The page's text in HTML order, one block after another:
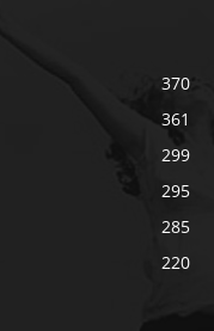
370
361
299
295
285
220